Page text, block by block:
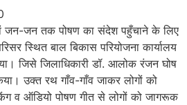
जन-जन तक पोषण का संदेश पहुँचाने के लिए
स्थित बाल बिकास परियोजना कार्यालय
जिसे जिलाधिकारी डॉ. आलोक रंजन घोष
उक्त रथ गाँव-गाँव जाकर लोगों को
व ऑडियो पोषण गीत से लोगों को जागरूक